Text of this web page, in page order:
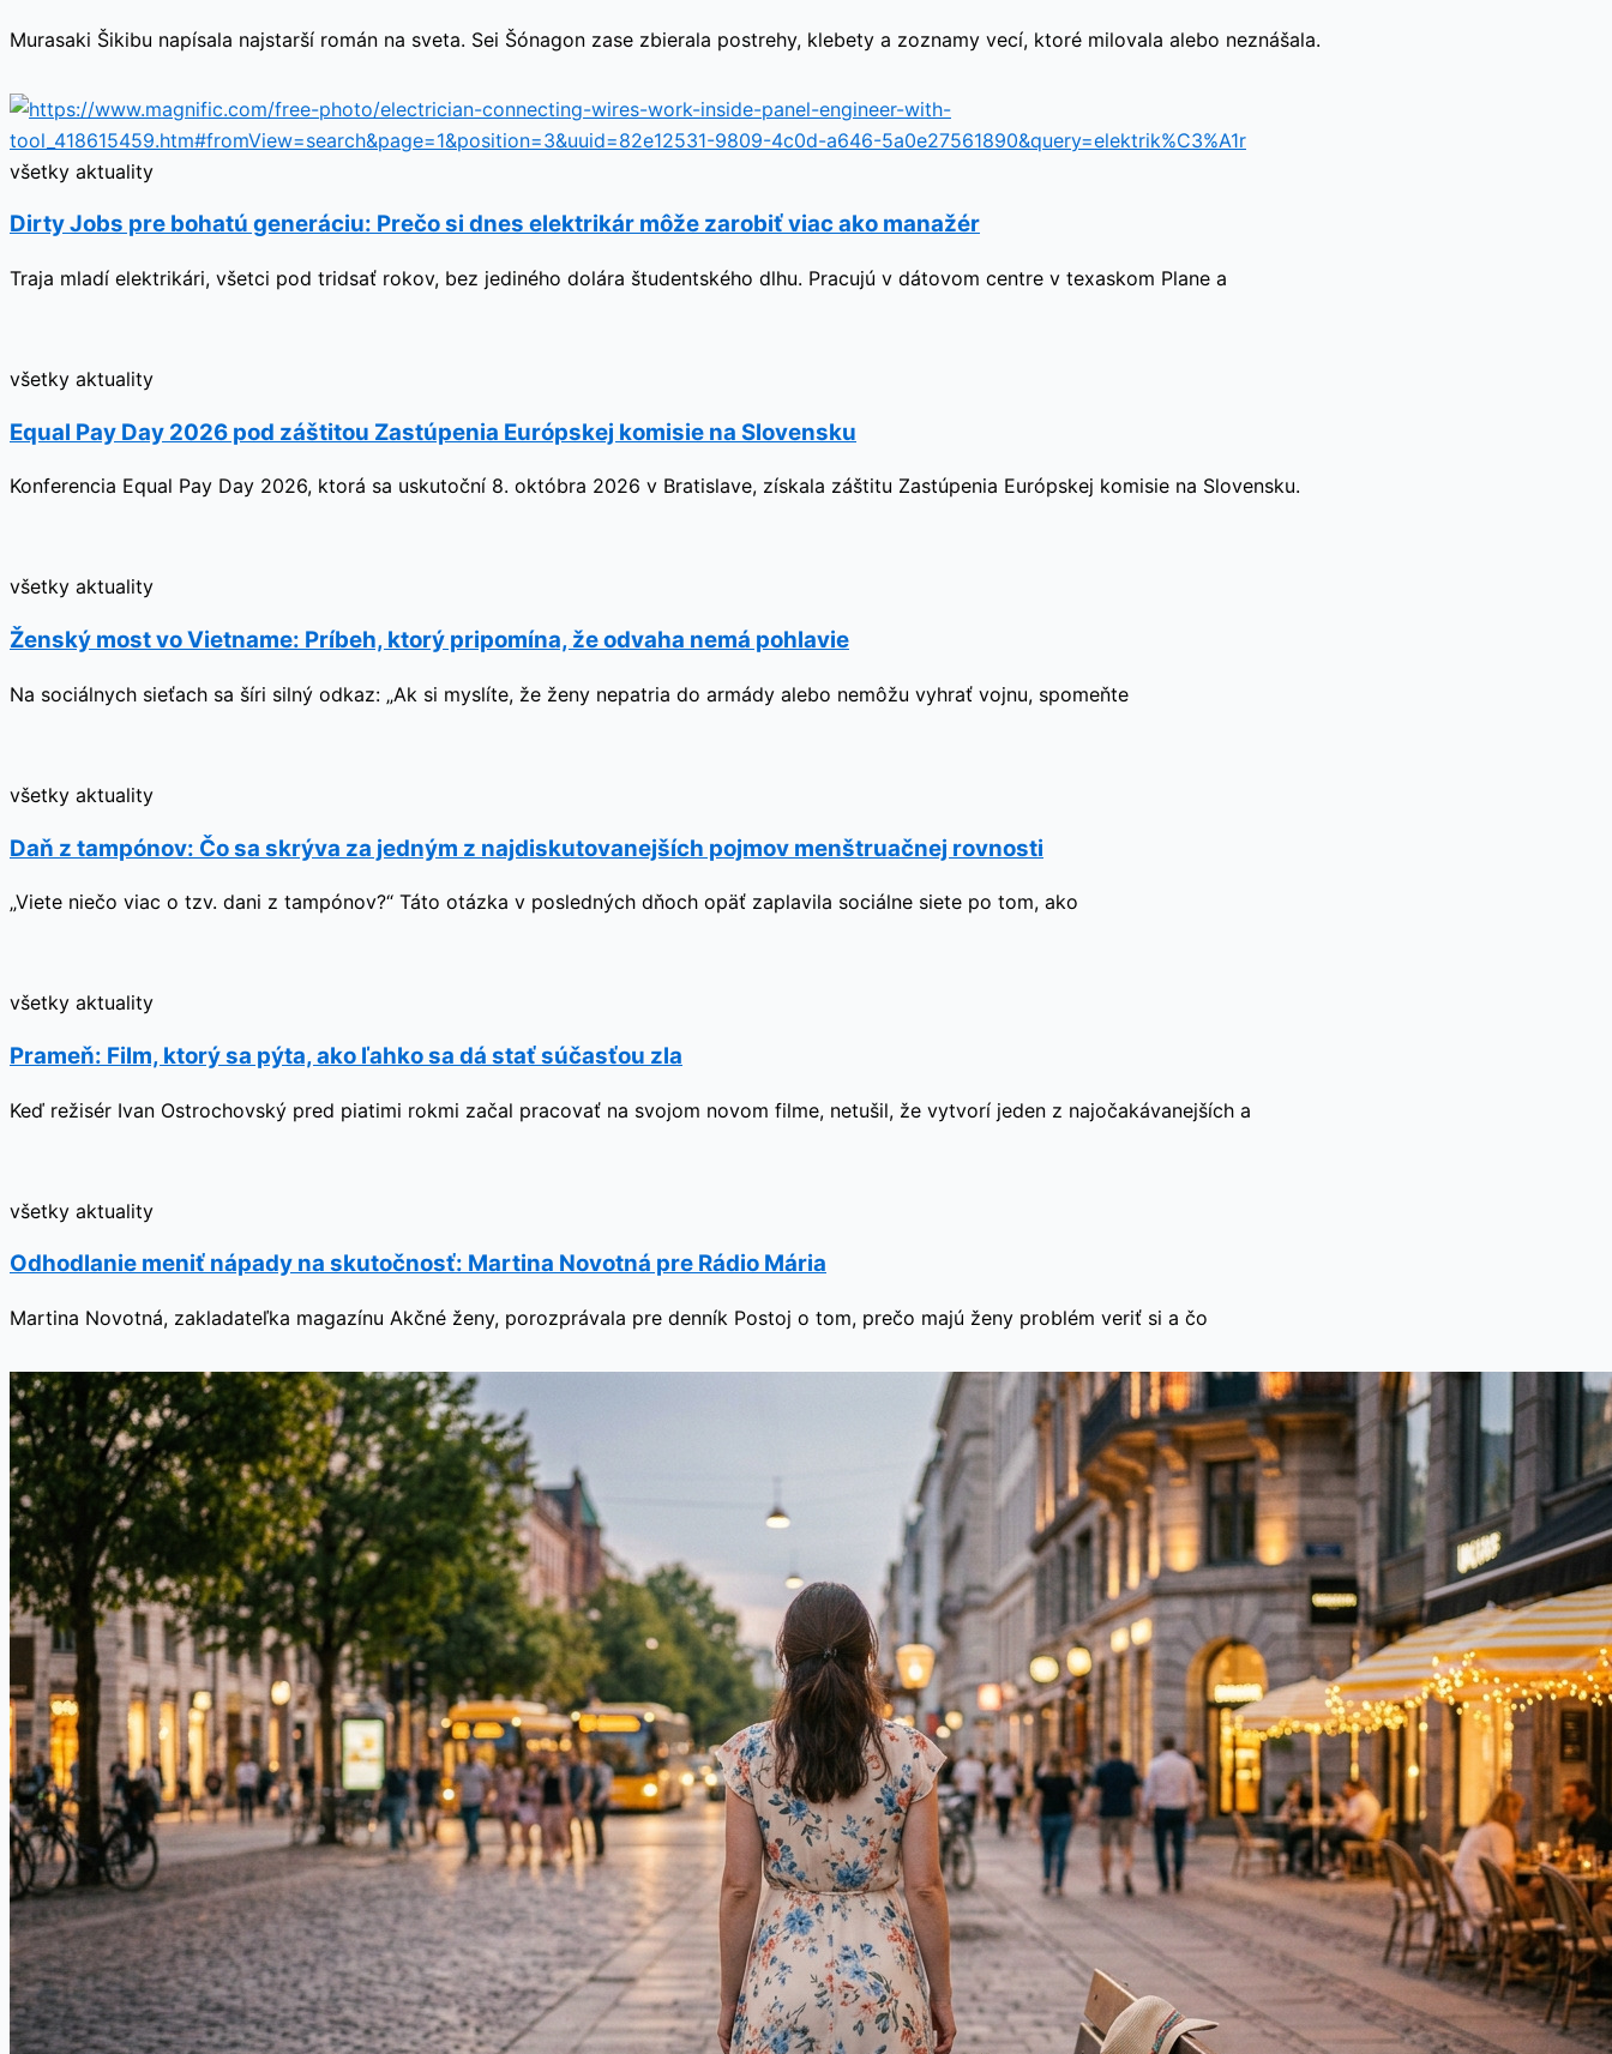
Murasaki Šikibu napísala najstarší román na sveta. Sei Šónagon zase zbierala postrehy, klebety a zoznamy vecí, ktoré milovala alebo neznášala.
všetky aktuality
Dirty Jobs pre bohatú generáciu: Prečo si dnes elektrikár môže zarobiť viac ako manažér
Traja mladí elektrikári, všetci pod tridsať rokov, bez jediného dolára študentského dlhu. Pracujú v dátovom centre v texaskom Plane a
všetky aktuality
Equal Pay Day 2026 pod záštitou Zastúpenia Európskej komisie na Slovensku
Konferencia Equal Pay Day 2026, ktorá sa uskutoční 8. októbra 2026 v Bratislave, získala záštitu Zastúpenia Európskej komisie na Slovensku.
všetky aktuality
Ženský most vo Vietname: Príbeh, ktorý pripomína, že odvaha nemá pohlavie
Na sociálnych sieťach sa šíri silný odkaz: „Ak si myslíte, že ženy nepatria do armády alebo nemôžu vyhrať vojnu, spomeňte
všetky aktuality
Daň z tampónov: Čo sa skrýva za jedným z najdiskutovanejších pojmov menštruačnej rovnosti
„Viete niečo viac o tzv. dani z tampónov?“ Táto otázka v posledných dňoch opäť zaplavila sociálne siete po tom, ako
všetky aktuality
Prameň: Film, ktorý sa pýta, ako ľahko sa dá stať súčasťou zla
Keď režisér Ivan Ostrochovský pred piatimi rokmi začal pracovať na svojom novom filme, netušil, že vytvorí jeden z najočakávanejších a
všetky aktuality
Odhodlanie meniť nápady na skutočnosť: Martina Novotná pre Rádio Mária
Martina Novotná, zakladateľka magazínu Akčné ženy, porozprávala pre denník Postoj o tom, prečo majú ženy problém veriť si a čo